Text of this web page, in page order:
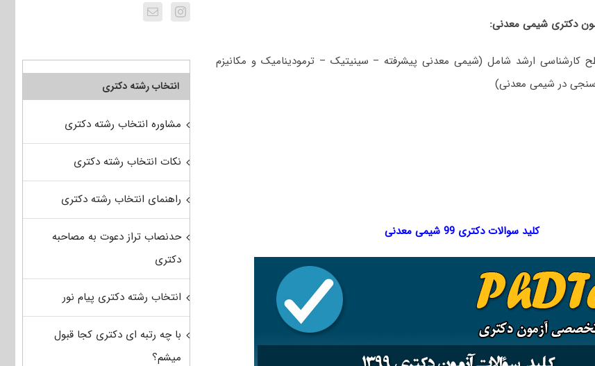
دکتری شیمی معدنی:
ارشد شامل (شیمی معدنی پیشرفته – سینیتیک – ترمودینامیک و مکانیزم
در شیمی معدنی)
کلید سوالات دکتری 99 شیمی معدنی
انتخاب رشته دکتری
مشاوره انتخاب رشته دکتری
نکات انتخاب رشته دکتری
راهنمای انتخاب رشته دکتری
حدنصاب تراز دعوت به مصاحبه
دکتری
انتخاب رشته دکتری پیام نور
با چه رتبه ای دکتری کجا قبول
میشم؟